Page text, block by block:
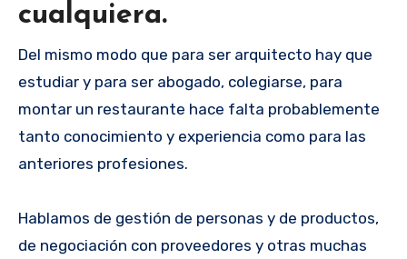
cualquiera.
Del mismo modo que para ser arquitecto hay que
estudiar y para ser abogado, colegiarse, para
montar un restaurante hace falta probablemente
tanto conocimiento y experiencia como para las
anteriores profesiones.
Hablamos de gestión de personas y de productos,
de negociación con proveedores y otras muchas